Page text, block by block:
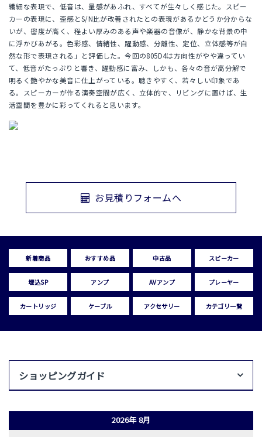
繊細な表現で、低音は、量感があふれ、すべてが生々しく感じた。スピー
カーの表現に、歪感とS/N比が改善されたとの表現があるかどうか分からな
いが、密度が高く、程よい厚みのある声や楽器の音像が、静かな背景の中
に浮かびあがる。色彩感、情緒性、躍動感、分離性、定位、立体感等が自
然な形で表現される」と評価した。今回の805D4は方向性がやや違ってい
て、低音がたっぷりと響き、躍動感に富み、しかも、各々の音が高分解で
明るく艶やかな美音に仕上がっている。聴きやすく、若々しい印象であ
る。スピーカーが作る演奏空間が広く、立体的で、リビングに置けば、生
活空間を豊かに彩ってくれると思います。
お見積りフォームへ
新着商品 おすすめ品 中古品 スピーカー
埋込SP アンプ AVアンプ プレーヤー
カートリッジ ケーブル アクセサリー カテゴリ一覧
ショッピングガイド
2026年 8月